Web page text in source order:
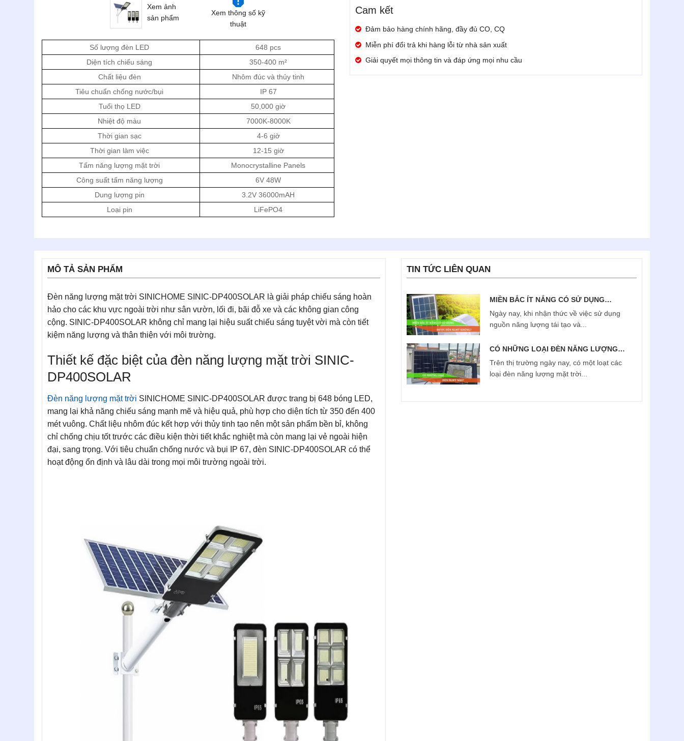
Xem ảnh
sản phẩm
Xem thông số kỹ
thuật
Số lượng đèn LED
648 pcs
Diện tích chiếu sáng
350-400 m²
Chất liệu đèn
Nhôm đúc và thủy tinh
Tiêu chuẩn chống nước/bụi
IP 67
Tuổi thọ LED
50,000 giờ
Nhiệt độ màu
7000K-8000K
Thời gian sạc
4-6 giờ
Thời gian làm việc
12-15 giờ
Tấm năng lượng mặt trời
Monocrystalline Panels
Công suất tấm năng lượng
6V 48W
Dung lượng pin
3.2V 36000mAH
Loại pin
LiFePO4
Cam kết
Đảm bảo hàng chính hãng, đầy đủ CO, CQ
Miễn phí đổi trả khi hàng lỗi từ nhà sản xuất
Giải quyết mọi thông tin và đáp ứng mọi nhu cầu
MÔ TẢ SẢN PHẨM
Đèn năng lượng mặt trời SINICHOME SINIC-DP400SOLAR là giải pháp chiếu sáng hoàn
hảo cho các khu vực ngoài trời như sân vườn, lối đi, bãi đỗ xe và các không gian công
cộng. SINIC-DP400SOLAR không chỉ mang lại hiệu suất chiếu sáng tuyệt vời mà còn tiết
kiệm năng lượng và thân thiện với môi trường.
Thiết kế đặc biệt của đèn năng lượng mặt trời SINIC-
DP400SOLAR
Đèn năng lượng mặt trời SINICHOME SINIC-DP400SOLAR được trang bị 648 bóng LED,
mang lại khả năng chiếu sáng mạnh mẽ và hiệu quả, phù hợp cho diện tích từ 350 đến 400
mét vuông. Chất liệu nhôm đúc kết hợp với thủy tinh tạo nên một sản phẩm bền bỉ, không
chỉ chống chịu tốt trước các điều kiện thời tiết khắc nghiệt mà còn mang lại vẻ ngoài hiện
đại, sang trọng. Với tiêu chuẩn chống nước và bụi IP 67, đèn SINIC-DP400SOLAR có thể
hoạt động ổn định và lâu dài trong mọi môi trường ngoài trời.
TIN TỨC LIÊN QUAN
MIỀN BẮC ÍT NẮNG CÓ SỬ DỤNG
ĐƯỢC ĐÈN NĂNG LƯỢNG MẶT TRỜI
KHÔNG?
Ngày nay, khi nhận thức về việc sử dụng
nguồn năng lượng tái tạo và...
CÓ NHỮNG LOẠI ĐÈN NĂNG LƯỢNG
Trên thị trường ngày nay, có một loạt các
loại đèn năng lượng mặt trời...